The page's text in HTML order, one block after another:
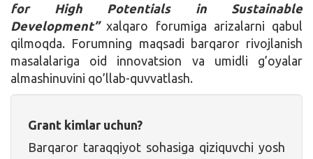
for High Potentials in Sustainable
Development” xalqaro forumiga arizalarni qabul
qilmoqda. Forumning maqsadi barqaror rivojlanish
masalalariga oid innovatsion va umidli g’oyalar
almashinuvini qo’llab-quvvatlash.
Grant kimlar uchun?
Barqaror taraqqiyot sohasiga qiziquvchi yosh